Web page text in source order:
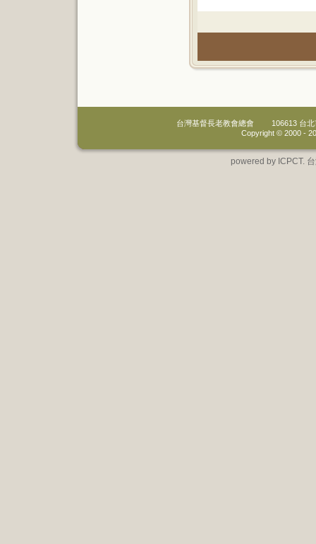
台灣基督長老教會總會
106613 台
Copyright © 2000 -
powered by ICPCT.